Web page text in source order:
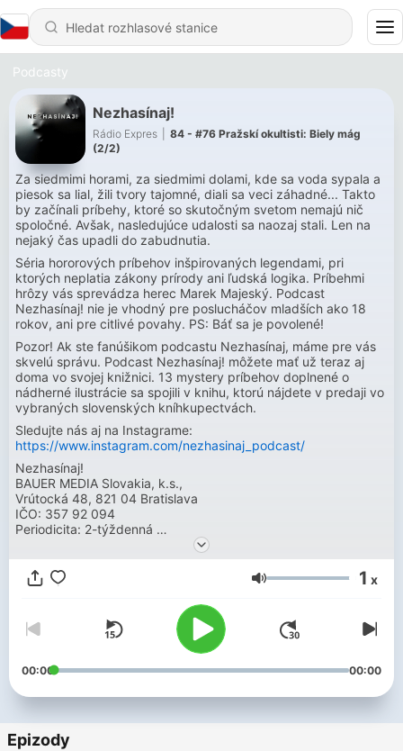
Podcasty
Nezhasínaj!
Rádio Expres
84 - #76 Pražskí okultisti: Biely mág
(2/2)
Za siedmimi horami, za siedmimi dolami, kde sa voda sypala a
piesok sa lial, žili tvory tajomné, diali sa veci záhadné... Takto
by začínali príbehy, ktoré so skutočným svetom nemajú nič
spoločné. Avšak, nasledujúce udalosti sa naozaj stali. Len na
nejaký čas upadli do zabudnutia.
Séria hororových príbehov inšpirovaných legendami, pri
ktorých neplatia zákony prírody ani ľudská logika. Príbehmi
hrôzy vás sprevádza herec Marek Majeský. Podcast
Nezhasínaj! nie je vhodný pre poslucháčov mladších ako 18
rokov, ani pre citlivé povahy. PS: Báť sa je povolené!
Pozor! Ak ste fanúšikom podcastu Nezhasínaj, máme pre vás
skvelú správu. Podcast Nezhasínaj! môžete mať už teraz aj
doma vo svojej knižnici. 13 mystery príbehov doplnené o
nádherné ilustrácie sa spojili v knihu, ktorú nájdete v predaji vo
vybraných slovenských kníhkupectvách.
Sledujte nás aj na Instagrame:
https://www.instagram.com/nezhasinaj_podcast/
Nezhasínaj!
BAUER MEDIA Slovakia, k.s.,
Vrútocká 48, 821 04 Bratislava
IČO: 357 92 094
Periodicita: 2-týždenná
Hlasitost 1 x
00:00 00:00
Epizody